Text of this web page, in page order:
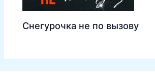
Снегурочка не по вызову